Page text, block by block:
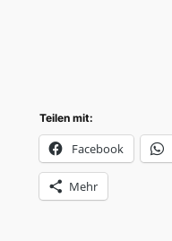
Teilen mit:
Facebook
Mehr